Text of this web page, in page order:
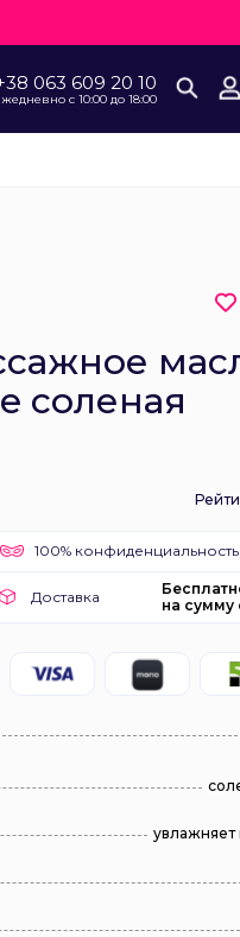
063 609 20 10
с 10:00 до 18:00
соленая
100%
Доставка
на сумму
увлажняет